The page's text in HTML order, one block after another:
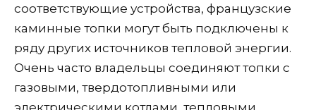
соответствующие устройства, французские
каминные топки могут быть подключены к
ряду других источников тепловой энергии.
Очень часто владельцы соединяют топки с
газовыми, твердотопливными или
электрическими котлами, тепловыми